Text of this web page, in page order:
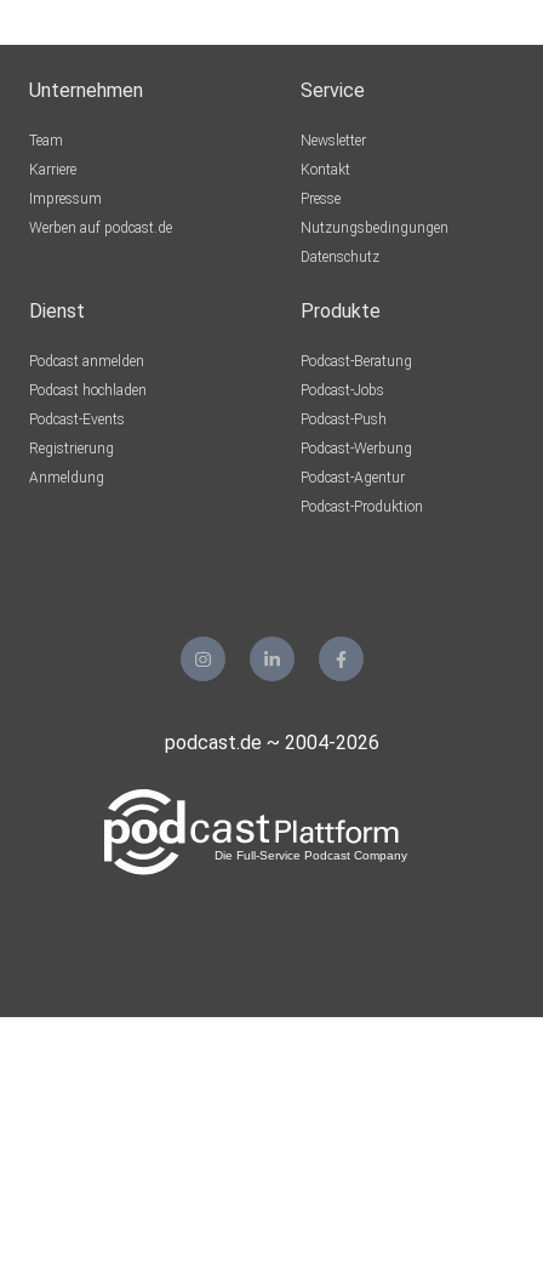
Unternehmen
Team
Karriere
Impressum
Werben auf podcast.de
Service
Newsletter
Kontakt
Presse
Nutzungsbedingungen
Datenschutz
Dienst
Podcast anmelden
Podcast hochladen
Podcast-Events
Registrierung
Anmeldung
Produkte
Podcast-Beratung
Podcast-Jobs
Podcast-Push
Podcast-Werbung
Podcast-Agentur
Podcast-Produktion
podcast.de ~ 2004-2026